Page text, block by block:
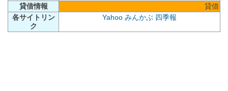
貸借情報
貸借
各サイトリン
ク
Yahoo みんかぶ 四季報